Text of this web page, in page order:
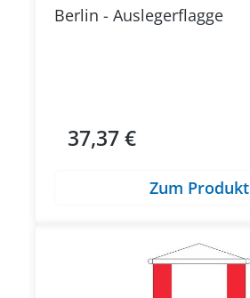
Berlin - Auslegerflagge
Regulärer Preis:
37,37 €
Zum Produkt